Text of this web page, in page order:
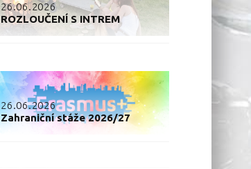
26.06.2026
ROZLOUČENÍ S INTREM
26.06.2026
Zahraniční stáže 2026/27